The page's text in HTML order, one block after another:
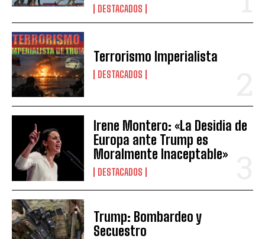
DESTACADOS
Terrorismo Imperialista
DESTACADOS
Irene Montero: «La Desidia de
Europa ante Trump es
Moralmente Inaceptable»
DESTACADOS
Trump: Bombardeo y
Secuestro